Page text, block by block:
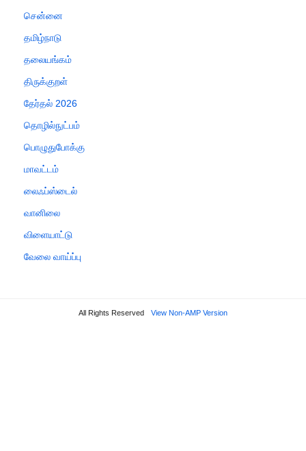
சென்னை
தமிழ்நாடு
தலையங்கம்
திருக்குறள்
தேர்தல் 2026
தொழில்நுட்பம்
பொழுதுபோக்கு
மாவட்டம்
லைஃப்ஸ்டைல்
வானிலை
விளையாட்டு
வேலை வாய்ப்பு
All Rights Reserved View Non-AMP Version